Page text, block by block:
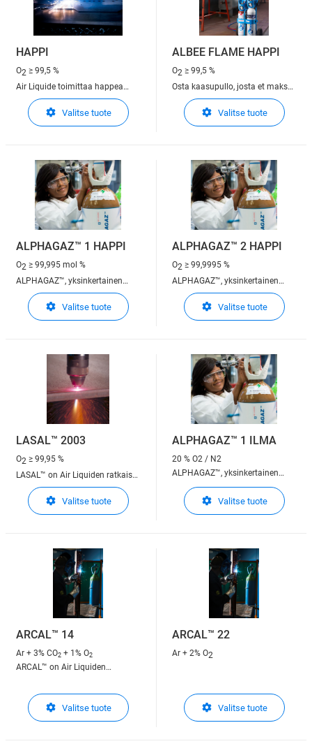
HAPPI
O2 ≥ 99,5 %
Air Liquide toimittaa happea
kaikkialla Euroopassa
toimitustavoilla, jotka sopivat
asiakkaidemme tarpeisiin:
Valitse tuote
ALBEE FLAME HAPPI
O2 ≥ 99,5 %
Osta kaasupullo, josta et maksa
vuokraa. ALbee Oxygen
päivittäiseen tarpeeseen esim
lämmittämiseen, hitsaamiseen
Valitse tuote
ALPHAGAZ™ 1 HAPPI
O2 ≥ 99,995 mol %
ALPHAGAZ™, yksinkertainen
ratkaisu analyyttisen
suorituskyvyn parantamiseen
ALPHAGAZ™ 1, sitoutuminen
Valitse tuote
ALPHAGAZ™ 2 HAPPI
O2 ≥ 99,9995 %
ALPHAGAZ™, yksinkertainen
ratkaisu analyyttisen
suorituskyvyn parantamiseen
ALPHAGAZ™ 2, sitoutuminen
Valitse tuote
LASAL™ 2003
O2 ≥ 99,95 %
LASAL™ on Air Liquiden ratkaisu
lasersovelluksiin
Valitse tuote
ALPHAGAZ™ 1 ILMA
20 % O2 / N2
ALPHAGAZ™, yksinkertainen
ratkaisu analyyttisen
suorituskyvyn parantamiseen
ALPHAGAZ™ 2, sitoutuminen
Valitse tuote
ARCAL™ 14
Ar + 3% CO2 + 1% O2
ARCAL™ on Air Liquiden
Valitse tuote
ARCAL™ 22
Ar + 2% O2
ARCAL™ on Air Liquiden
suojakaasu kaarihitsaukseen
Valitse tuote